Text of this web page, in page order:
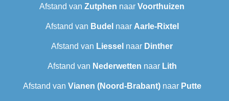
Afstand van Zutphen naar Voorthuizen
Afstand van Budel naar Aarle-Rixtel
Afstand van Liessel naar Dinther
Afstand van Nederwetten naar Lith
Afstand van Vianen (Noord-Brabant)naar Putte